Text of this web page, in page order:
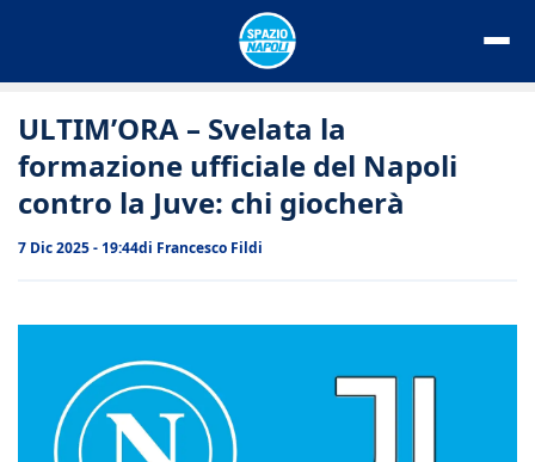
ULTIM’ORA – Svelata la
formazione ufficiale del Napoli
contro la Juve: chi giocherà
7 Dic 2025 - 19:44di Francesco Fildi